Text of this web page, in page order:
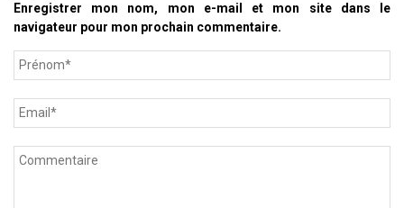
Enregistrer mon nom, mon e-mail et mon site dans le
navigateur pour mon prochain commentaire.